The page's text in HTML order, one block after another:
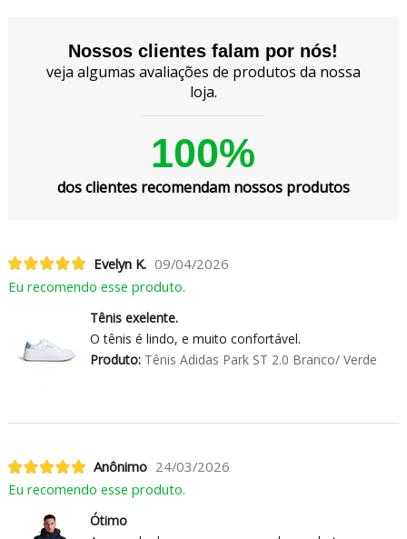
Nossos clientes falam por nós!
veja algumas avaliações de produtos da nossa
loja.
100%
dos clientes recomendam nossos produtos
Evelyn K. 09/04/2026
Eu recomendo esse produto.
Tênis exelente.
O tênis é lindo, e muito confortável.
Produto:Tênis Adidas Park ST 2.0 Branco/ Verde
Anônimo 24/03/2026
Eu recomendo esse produto.
Ótimo